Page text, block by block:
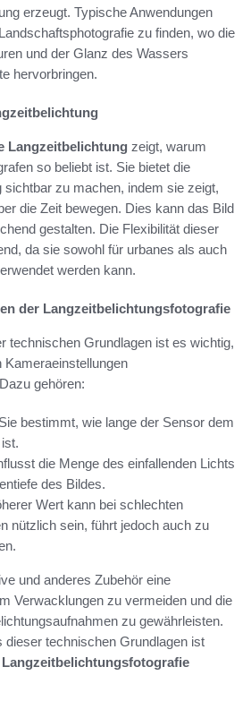
erzeugt. Typische Anwendungen
zu finden, wo die
und der Glanz des Wassers
hervorbringen.
Langzeitbelichtung zeigt, warum
so beliebt ist. Sie bietet die
sichtbar zu machen, indem sie zeigt,
die Zeit bewegen. Dies kann das Bild
gestalten. Die Flexibilität dieser
da sie sowohl für urbanes als auch
werden kann.
der Langzeitbelichtungsfotografie
technischen Grundlagen ist es wichtig,
gehören:
Sie bestimmt, wie lange der Sensor dem
die Menge des einfallenden Lichts
des Bildes.
Wert kann bei schlechten
nützlich sein, führt jedoch auch zu
und anderes Zubehör eine
Verwacklungen zu vermeiden und die
zu gewährleisten.
dieser technischen Grundlagen ist
Langzeitbelichtungsfotografie